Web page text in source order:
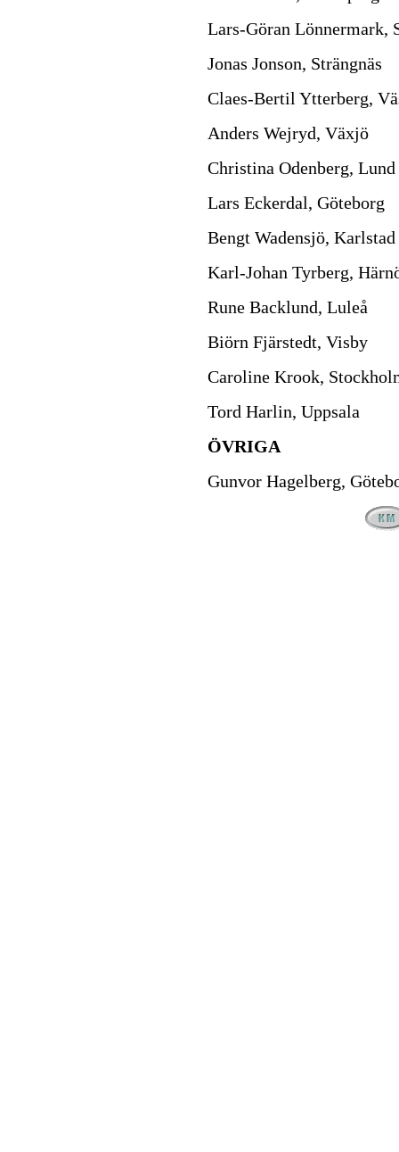
Lars-Göran Lönnermark,
Jonas Jonson, Strängnäs
Claes-Bertil Ytterberg,
Anders Wejryd, Växjö
Christina Odenberg, Lund
Lars Eckerdal, Göteborg
Bengt Wadensjö, Karlstad
Karl-Johan Tyrberg,
Rune Backlund, Luleå
Biörn Fjärstedt, Visby
Caroline Krook,
Tord Harlin, Uppsala
ÖVRIGA
Gunvor Hagelberg,